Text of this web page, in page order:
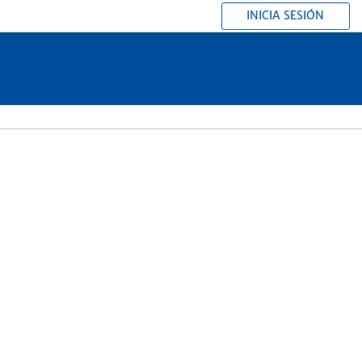
INICIA SESIÓN